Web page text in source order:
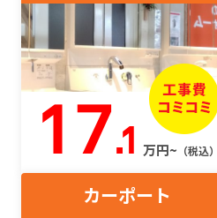
17.1 万円~ （税込）
カーポート